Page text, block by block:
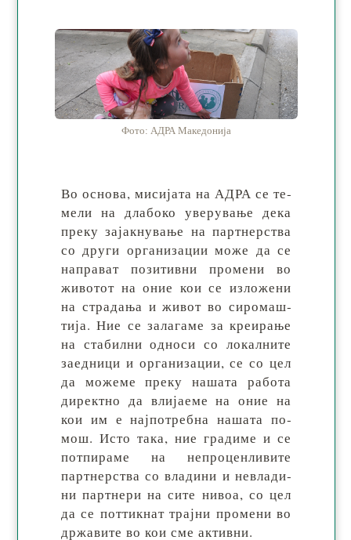
Фото: АДРА Македонија
Во основа, мисијата на АДРА се те­
ме­ли на дла­бо­ко уве­рy­ва­ње де­ка
пре­ку за­јак­ну­ва­ње на парт­нер­ства
со дру­ги ор­га­ни­за­ции мо­же да се
на­пра­ват по­зи­тив­ни про­ме­ни во
жи­во­тот на оние кои се из­ло­же­ни
на стра­да­ња и жи­вот во си­ро­маш­
тија. Ние се за­ла­га­ме за кре­ира­ње
на ста­бил­ни од­но­си со ло­кал­ни­те
за­ед­ни­ци и ор­га­ни­за­ции, се со цел
да мо­же­ме пре­ку на­ша­та ра­бо­та
ди­рек­тно да вли­ја­еме на оние на
кои им е нај­по­треб­на на­ша­та по­
мош. Ис­то та­ка, ние гра­ди­ме и се
пот­пи­ра­ме на не­про­цен­ли­ви­те
парт­нер­ства со вла­ди­ни и не­вла­ди­
ни парт­нери на си­те ни­воа, со цел
да се пот­тик­нат трај­ни про­ме­ни во
др­жа­ви­те во кои сме активни.